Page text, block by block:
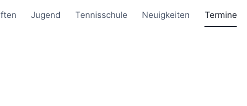
Jugend Tennisschule Neuigkeiten Termine